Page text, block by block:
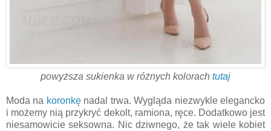
powyższa sukienka w różnych kolorach tutaj
Moda na koronkę nadal trwa. Wygląda niezwykle elegancko
i możemy nią przykryć dekolt, ramiona, ręce. Dodatkowo jest
niesamowicie seksowna. Nic dziwnego, że tak wiele kobiet